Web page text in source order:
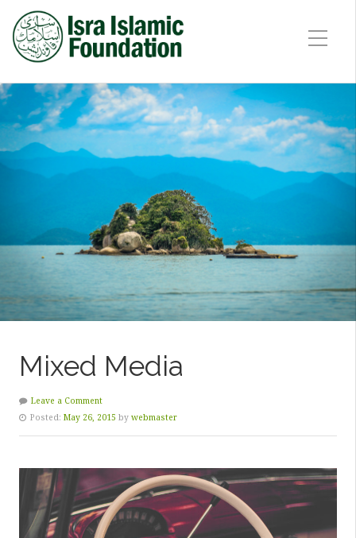
Mixed Media
Leave a Comment
Posted: May 26, 2015 by webmaster